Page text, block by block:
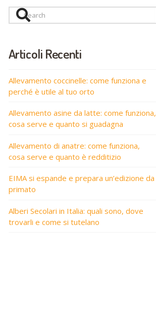
Search
Articoli Recenti
Allevamento coccinelle: come funziona e
perché è utile al tuo orto
Allevamento asine da latte: come funziona,
cosa serve e quanto si guadagna
Allevamento di anatre: come funziona,
cosa serve e quanto è redditizio
EIMA si espande e prepara un’edizione da
primato
Alberi Secolari in Italia: quali sono, dove
trovarli e come si tutelano